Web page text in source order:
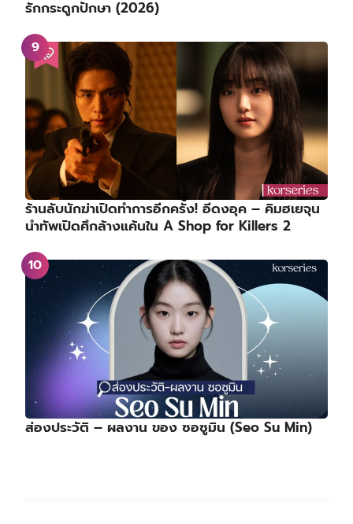
รักกระดูกปักษา (2026)
ร้านลับนักฆ่าเปิดทำการอีกครั้ง! อีดงอุค – คิมฮเยจุน
นำทัพเปิดศึกล้างแค้นใน A Shop for Killers 2
ส่องประวัติ – ผลงาน ของ ซอซูมิน (Seo Su Min)